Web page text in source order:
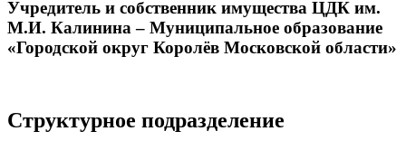
Учредитель и собственник имущества ЦДК им.
М.И. Калинина – Муниципальное образование
«Городской округ Королёв Московской области»
Структурное подразделение